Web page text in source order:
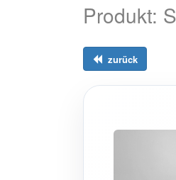
Produkt:
zurück